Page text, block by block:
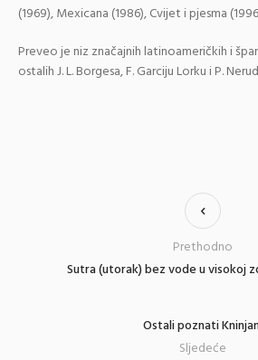
(1969), Mexicana (1986), Cvijet i pjesma
Preveo je niz značajnih latinoameričkih i
ostalih J. L. Borgesa, F. Garciju Lorku i P.
Sutra (utorak) bez vode u visokoj
Prethodno
Ostali poznati
Sljedeće